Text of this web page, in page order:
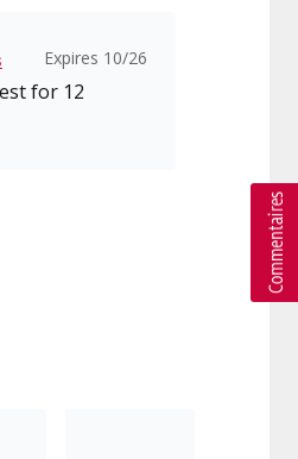
Expires 10/26
for 12